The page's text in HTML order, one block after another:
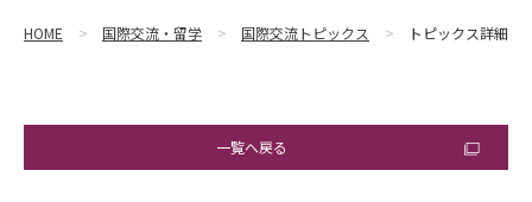
HOME 国際交流・留学 国際交流トピックス トピックス詳細
一覧へ戻る